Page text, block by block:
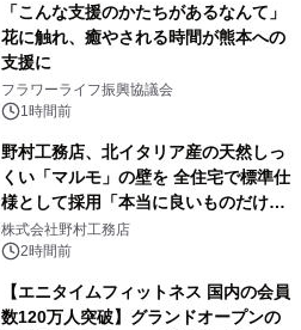
「こんな支援のかたちがあるなんて」
花に触れ、癒やされる時間が熊本への
支援に
フラワーライフ振興協議会
1時間前
野村工務店、北イタリア産の天然しっ
くい「マルモ」の壁を 全住宅で標準仕
様として採用「本当に良いものだけに
こだわる」
株式会社野村工務店
2時間前
【エニタイムフィットネス 国内の会員
数120万人突破】グランドオープンの